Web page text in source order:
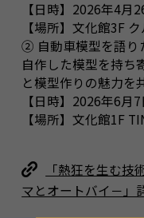
【日時】2026年4月
【場所】文化館3F
② 自動車模型を語り
自作した模型を持ち
と模型作りの魅力を
【日時】2026年6月
【場所】文化館1F
「熱狂を生む
マとオートバイ－